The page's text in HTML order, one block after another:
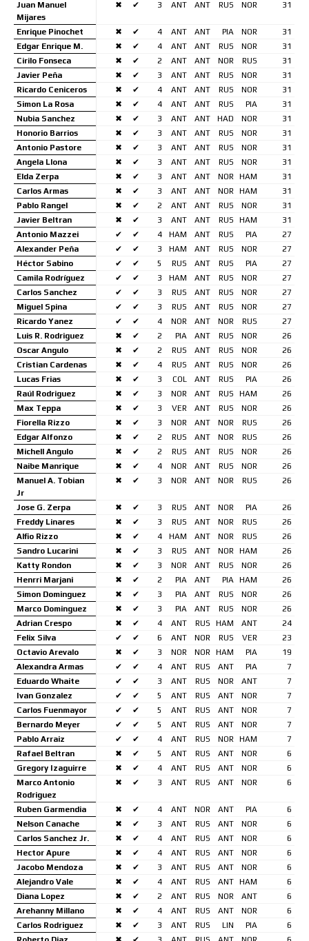
Juan Manuel
Mijares
✖ ✔ 3 ANT ANT RUS NOR 31
Enrique Pinochet ✖ ✔ 4 ANT ANT PIA NOR
31
Edgar Enrique M.
✖ ✔ 4 ANT ANT RUS NOR
31
Cirilo Fonseca
✖ ✔ 2 ANT ANT NOR RUS
31
Javier Peña
✖ ✔ 3 ANT ANT RUS NOR
31
Ricardo Ceniceros
✖ ✔ 4 ANT ANT RUS NOR
31
Simon La Rosa
✖ ✔ 4 ANT ANT RUS PIA
31
Nubia Sanchez
✖ ✔ 3 ANT ANT HAD NOR
31
Honorio Barrios
✖ ✔ 3 ANT ANT RUS NOR
31
Antonio Pastore
✖ ✔ 3 ANT ANT RUS NOR
31
Angela Llona
✖ ✔ 3 ANT ANT RUS NOR
31
Elda Zerpa
✖ ✔ 3 ANT ANT NOR HAM
31
Carlos Armas
✖ ✔ 3 ANT ANT NOR HAM
31
Pablo Rangel
✖ ✔ 2 ANT ANT RUS NOR
31
Javier Beltran
✖ ✔ 3 ANT ANT RUS HAM
31
Antonio Mazzei
✔ ✔ 4 HAM ANT RUS PIA
27
Alexander Peña
✔ ✔ 3 HAM ANT RUS NOR
27
Héctor Sabino
✔ ✔ 5 RUS ANT RUS PIA
27
Camila Rodríguez
✔ ✔ 3 HAM ANT RUS NOR
27
Carlos Sanchez
✔ ✔ 3 RUS ANT RUS NOR
27
Miguel Spina
✔ ✔ 3 RUS ANT RUS NOR
27
Ricardo Yanez
✔ ✔ 4 NOR ANT NOR RUS
27
Luis R. Rodriguez
✖ ✔ 2 PIA ANT RUS NOR
26
Oscar Angulo
✖ ✔ 2 RUS ANT RUS NOR
26
Cristian Cardenas
✖ ✔ 4 RUS ANT RUS NOR
26
Lucas Frias
✖ ✔ 3 COL ANT RUS PIA
26
Raúl Rodriguez
✖ ✔ 3 NOR ANT RUS HAM
26
Max Teppa
✖ ✔ 3 VER ANT RUS NOR
26
Fiorella Rizzo
✖ ✔ 3 NOR ANT NOR RUS
26
Edgar Alfonzo
✖ ✔ 2 RUS ANT NOR RUS
26
Michell Angulo
✖ ✔ 2 RUS ANT RUS NOR
26
Naibe Manrique
✖ ✔ 4 NOR ANT RUS NOR
26
Manuel A. Tobian
Jr
✖ ✔ 3 NOR ANT NOR RUS 26
Jose G. Zerpa ✖ ✔ 3 RUS ANT NOR PIA
26
Freddy Linares
✖ ✔ 3 RUS ANT NOR RUS
26
Alfio Rizzo
✖ ✔ 4 HAM ANT NOR RUS
26
Sandro Lucarini
✖ ✔ 3 RUS ANT NOR HAM
26
Katty Rondon
✖ ✔ 3 NOR ANT RUS NOR
26
Henrri Marjani
✖ ✔ 2 PIA ANT PIA HAM
26
Simon Dominguez
✖ ✔ 3 PIA ANT RUS NOR
26
Marco Dominguez
✖ ✔ 3 PIA ANT RUS NOR
26
Adrian Crespo
✖ ✔ 4 ANT RUS HAM ANT
24
Felix Silva
✔ ✔ 6 ANT NOR RUS VER
23
Octavio Arevalo
✖ ✔ 3 NOR NOR HAM PIA
19
Alexandra Armas
✔ ✔ 4 ANT RUS ANT PIA
7
Eduardo Whaite
✔ ✔ 3 ANT RUS NOR ANT
7
Ivan Gonzalez
✔ ✔ 5 ANT RUS ANT NOR
7
Carlos Fuenmayor
✔ ✔ 5 ANT RUS ANT NOR
7
Bernardo Meyer
✔ ✔ 5 ANT RUS ANT NOR
7
Pablo Arraiz
✔ ✔ 4 ANT RUS NOR HAM
7
Rafael Beltran
✖ ✔ 5 ANT RUS ANT NOR
6
Gregory Izaguirre
✖ ✔ 4 ANT RUS ANT NOR
6
Marco Antonio
Rodriguez
✖ ✔ 3 ANT RUS ANT NOR 6
Ruben Garmendia ✖ ✔ 4 ANT NOR ANT PIA
6
Nelson Canache
✖ ✔ 3 ANT RUS ANT NOR
6
Carlos Sanchez Jr.
✖ ✔ 4 ANT RUS ANT NOR
6
Hector Apure
✖ ✔ 4 ANT RUS ANT NOR
6
Jacobo Mendoza
✖ ✔ 3 ANT RUS ANT NOR
6
Alejandro Vale
✖ ✔ 4 ANT RUS ANT HAM
6
Diana Lopez
✖ ✔ 2 ANT RUS NOR ANT
6
Arehanny Millano
✖ ✔ 4 ANT RUS ANT NOR
6
Carlos Rodriguez
✖ ✔ 3 ANT RUS LIN PIA
6